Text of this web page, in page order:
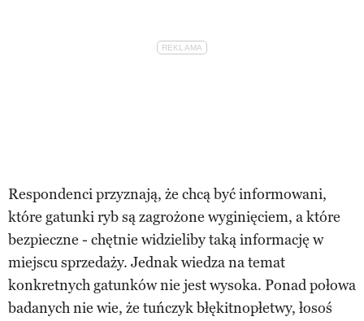
Respondenci przyznają, że chcą być informowani,
które gatunki ryb są zagrożone wyginięciem, a które
bezpieczne - chętnie widzieliby taką informację w
miejscu sprzedaży. Jednak wiedza na temat
konkretnych gatunków nie jest wysoka. Ponad połowa
badanych nie wie, że tuńczyk błękitnopłetwy, łosoś